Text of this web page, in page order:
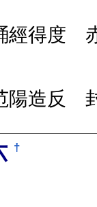
經得度
陽造反
†